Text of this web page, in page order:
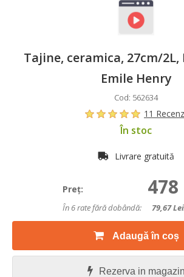
Tajine, ceramica, 27cm/
Emile Henry
Cod: 562634
11
În stoc
Livrare gratuită
Preţ: 478
În 6 rate fără dobândă: 79,67
Adaugă în coș
Rezerva in magazin